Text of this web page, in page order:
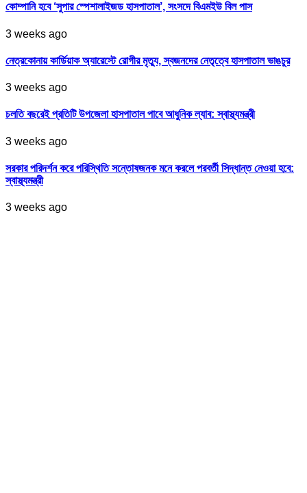
কোম্পানি হবে ‘সুপার স্পেশালাইজড হাসপাতাল’, সংসদে বিএমইউ বিল পাস
3 weeks ago
নেত্রকোনায় কার্ডিয়াক অ্যারেস্টে রোগীর মৃত্যু, স্বজনদের নেতৃত্বে হাসপাতাল ভাঙচুর
3 weeks ago
চলতি বছরেই প্রতিটি উপজেলা হাসপাতাল পাবে আধুনিক ল্যাব: স্বাস্থ্যমন্ত্রী
3 weeks ago
সরকার পরিদর্শন করে পরিস্থিতি সন্তোষজনক মনে করলে পরবর্তী সিদ্ধান্ত নেওয়া হবে:
স্বাস্থ্যমন্ত্রী
3 weeks ago